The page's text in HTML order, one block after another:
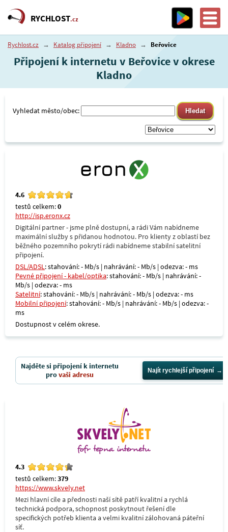
RYCHLOST.cz
Rychlost.cz → Katalog připojení → Kladno → Beřovice
Připojení k internetu v Beřovice v okrese
Kladno
Vyhledat město/obec:
4.6
testů celkem:0
http://isp.eronx.cz
Digitální partner - jsme plně dostupní, a rádi Vám nabídneme
maximální služby s přidanou hodnotou. Pro klienty z oblastí bez
běžného pozemního pokrytí rádi nabídneme stabilní satelitní
připojení.
DSL/ADSL: stahování: - Mb/s | nahrávání: - Mb/s | odezva: - ms
Pevné připojení - kabel/optika: stahování: - Mb/s | nahrávání: -
Mb/s | odezva: - ms
Satelitní: stahování: - Mb/s | nahrávání: - Mb/s | odezva: - ms
Mobilní připojení: stahování: - Mb/s | nahrávání: - Mb/s | odezva: -
ms
Dostupnost v celém okrese.
Najděte si připojení k internetu
provaši adresu Najít rychlejší připojení
4.3
testů celkem:379
https://www.skvely.net
Mezi hlavní cíle a přednosti naší sítě patří kvalitní a rychlá
technická podpora, schopnost poskytnout řešení dle
specifických potřeb klienta a velmi kvalitní zálohovaná páteřní
síť.